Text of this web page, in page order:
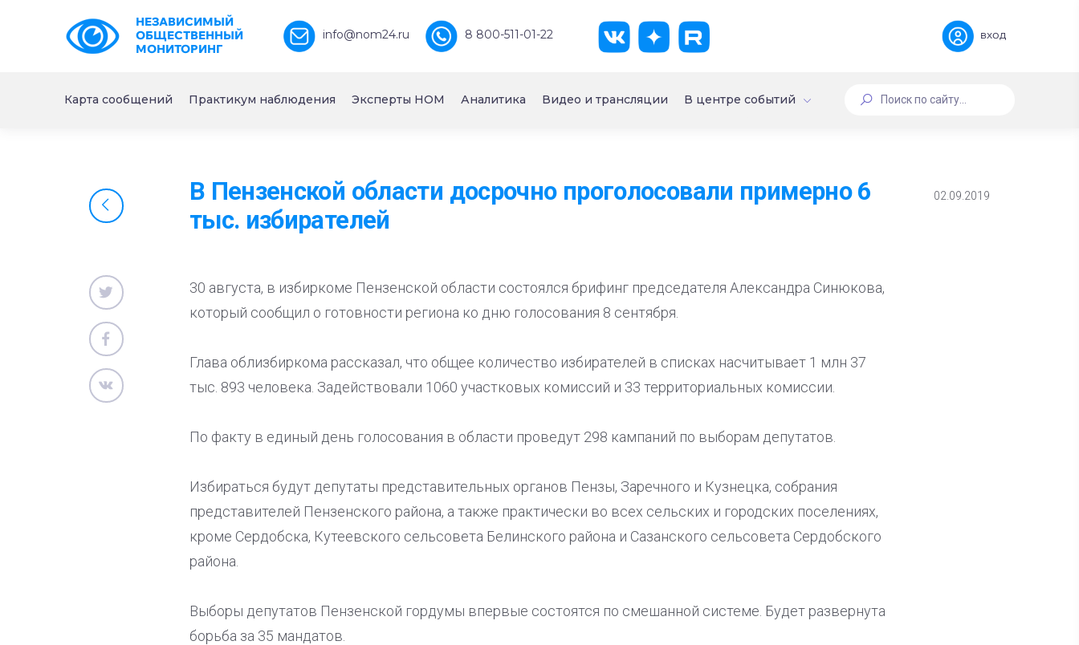
НЕЗАВИСИМЫЙ
ОБЩЕСТВЕННЫЙ
МОНИТОРИНГ
info@nom24.ru 8 800-511-01-22 вход
Карта сообщений Практикум наблюдения Эксперты НОМ Аналитика Видео и трансляции В центре событий
В Пензенской области досрочно проголосовали примерно 6
тыс. избирателей
02.09.2019
30 августа, в избиркоме Пензенской области состоялся брифинг председателя Александра Синюкова,
который сообщил о готовности региона ко дню голосования 8 сентября.
Глава облизбиркома рассказал, что общее количество избирателей в списках насчитывает 1 млн 37
тыс. 893 человека. Задействовали 1060 участковых комиссий и 33 территориальных комиссии.
По факту в единый день голосования в области проведут 298 кампаний по выборам депутатов.
Избираться будут депутаты представительных органов Пензы, Заречного и Кузнецка, собрания
представителей Пензенского района, а также практически во всех сельских и городских поселениях,
кроме Сердобска, Кутеевского сельсовета Белинского района и Сазанского сельсовета Сердобского
района.
Выборы депутатов Пензенской гордумы впервые состоятся по смешанной системе. Будет развернута
борьба за 35 мандатов.